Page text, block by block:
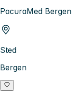
PacuraMed Bergen
Sted
Bergen